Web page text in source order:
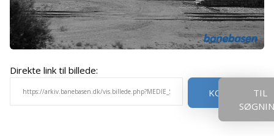
Direkte link til billede:
KOPIER
TIL